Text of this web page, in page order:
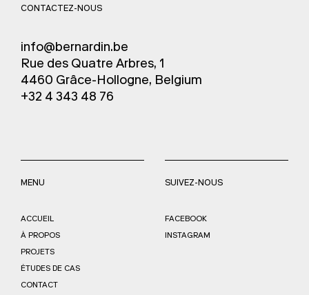
CONTACTEZ-NOUS
info@bernardin.be
Rue des Quatre Arbres, 1
4460 Grâce-Hollogne, Belgium
+32 4 343 48 76
MENU
ACCUEIL
À PROPOS
PROJETS
ÉTUDES DE CAS
CONTACT
SUIVEZ-NOUS
FACEBOOK
INSTAGRAM